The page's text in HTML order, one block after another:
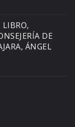
LIBRO,
DE
ÁNGEL